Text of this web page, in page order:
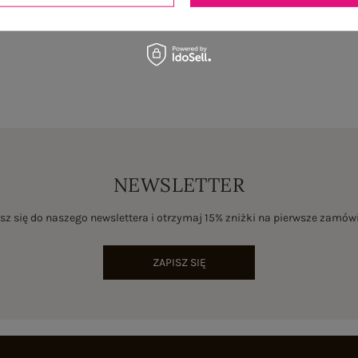
NEWSLETTER
się do naszego newslettera i otrzymaj 15% zniżki na pierwsze
ZAPISZ SIĘ